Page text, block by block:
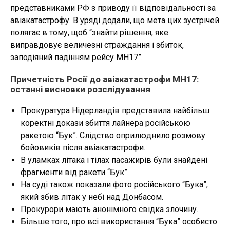
представниками РФ з приводу її відповідальності за
авіакатастрофу. В уряді додали, що мета цих зустрічей
полягає в тому, щоб “знайти рішення, яке
виправдовує величезні страждання і збиток,
заподіяний падінням рейсу MH17”.
Причетність Росії до авіакатастрофи МН17:
останні висновки розслідування
Прокуратура Нідерландів представила найбільш
коректні докази збиття лайнера російською
ракетою “Бук”. Слідство оприлюднило розмову
бойовиків після авіакатастрофи.
В уламках літака і тілах пасажирів були знайдені
фрагменти від ракети “Бук”.
На суді також показали фото російського “Бука”,
який збив літак у небі над Донбасом.
Прокурори мають анонімного свідка злочину.
Більше того, про всі використання “Бука” особисто